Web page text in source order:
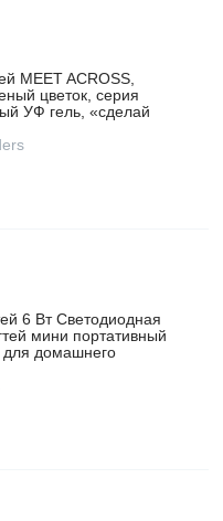
MEET ACROSS,
цветок, серия
УФ гель, «сделай
6 Вт Светодиодная
мини портативный
для домашнего
для дизайна ногтей|